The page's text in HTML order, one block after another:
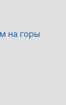
на горы